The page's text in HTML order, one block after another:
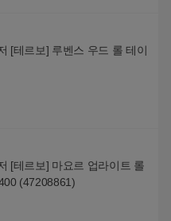
[테르보] 루벤스 우드 롤 테이
[테르보] 마요르 업라이트 롤
(47208861)